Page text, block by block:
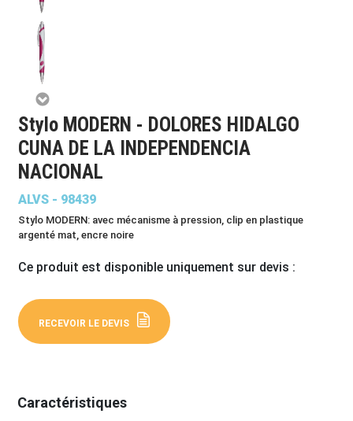
Stylo MODERN - DOLORES HIDALGO
CUNA DE LA INDEPENDENCIA
NACIONAL
ALVS - 98439
Stylo MODERN: avec mécanisme à pression, clip en plastique
argenté mat, encre noire
Ce produit est disponible uniquement sur devis :
RECEVOIR LE DEVIS
Caractéristiques